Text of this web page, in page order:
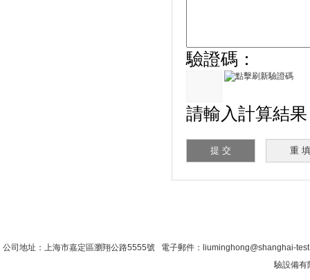
驗證碼：
請輸入計算結果
公司地址：上海市嘉定區瀏翔公路5555號 電子郵件：liuminghong@shanghai-
驗設備有